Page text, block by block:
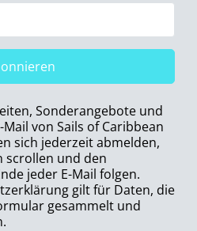
Sonderangebote und
von Sails of Caribbean
sich jederzeit abmelden,
scrollen und den
jeder E-Mail folgen.
gilt für Daten, die
gesammelt und